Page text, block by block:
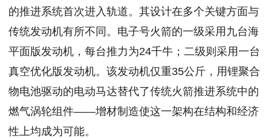
的推进系统首次进入轨道。其设计在多个关键方面与
传统发动机有所不同。电子号火箭的一级采用九台海
平面版发动机，每台推力为24千牛；二级则采用一台
真空优化版发动机。该发动机仅重35公斤，用锂聚合
物电池驱动的电动马达替代了传统火箭推进系统中的
燃气涡轮组件——增材制造使这一架构在结构和经济
性上均成为可能。